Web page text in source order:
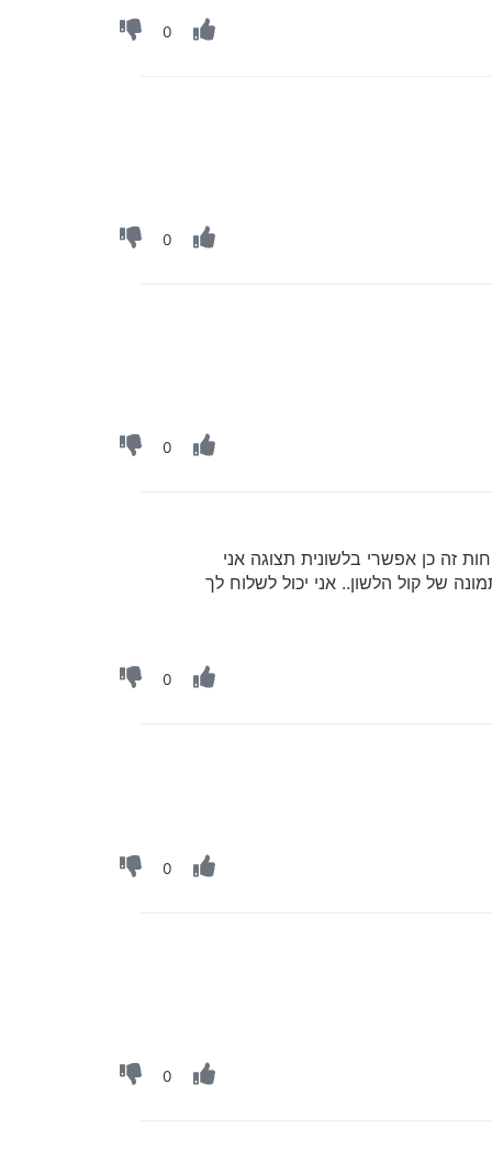
0
0
0
זה כן אפשרי בלשונית תצוגה אני
של קול הלשון.. אני יכול לשלוח לך
0
0
0